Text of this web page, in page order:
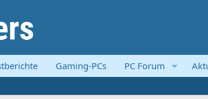
Gaming-PCs PC Forum